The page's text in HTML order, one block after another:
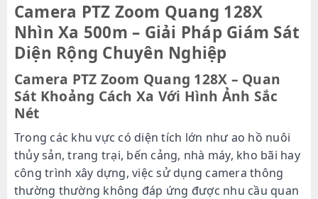
Camera PTZ Zoom Quang 128X
Nhìn Xa 500m – Giải Pháp Giám Sát
Diện Rộng Chuyên Nghiệp
Camera PTZ Zoom Quang 128X – Quan
Sát Khoảng Cách Xa Với Hình Ảnh Sắc
Nét
Trong các khu vực có diện tích lớn như ao hồ nuôi
thủy sản, trang trại, bến cảng, nhà máy, kho bãi hay
công trình xây dựng, việc sử dụng camera thông
thường thường không đáp ứng được nhu cầu quan